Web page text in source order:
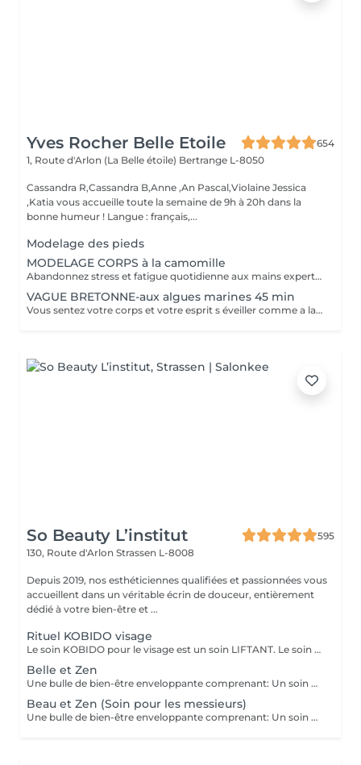
Yves Rocher Belle Etoile
654
1, Route d'Arlon (La Belle étoile) Bertrange L-8050
Cassandra R,Cassandra B,Anne ,An Pascal,Violaine Jessica
,Katia vous accueille toute la semaine de 9h à 20h dans la
bonne humeur ! Langue : français,...
Modelage des pieds
MODELAGE CORPS à la camomille
Abandonnez stress et fatigue quotidienne aux mains expertes de notre estheticienne. Sa gestuelle manuelle libere instantanement chacun de vos points de tension depuis les pieds jusqu à la nuque Le doux parfum fleuri de la camomille enveloppe votre corps et apaise vos sens et votre esprit. lacher prise dans un incroyable moment de detente . Vous etes apaisée et detendue.
VAGUE BRETONNE-aux algues marines 45 min
Vous sentez votre corps et votre esprit s éveiller comme a la suite d un bain dans l OCEAN. Vous vous tonicité et leur confort. sentez légère et revitalisée. Vos jambes retrouvent leur tonicité et leur confort
So Beauty L’institut
595
130, Route d'Arlon Strassen L-8008
Depuis 2019, nos esthéticiennes qualifiées et passionnées vous
accueillent dans un véritable écrin de douceur, entièrement
dédié à votre bien-être et ...
Rituel KOBIDO visage
Le soin KOBIDO pour le visage est un soin LIFTANT. Le soin dure 1h15, et vous permettra de lifter complètement votre visage. Il est idéal de venir démaquillé pour commencer ce rituel. La praticienne commencera par un enchaînement de serviettes chaudes, puis viendra stimuler les cellules avec un instrument le RIDOKI. Suivi d'un massage doux avec des techniques de massage spécifiques au Kobido. Puis elle effectura des points de pressions sur les méridiens, pour terminer avec un passage au ROULEAU DE JADE. Laissez-vous porter par ce rituel anti-âge d'exeption à la fois relaxant et liftant.
Belle et Zen
Une bulle de bien-être enveloppante comprenant: Un soin du visage nettoyant et hydratant d'une durée de 60 minutes. (Démaquillage, gommage, extraction des comédons, massage visage, masque et crème de soin) Une manucure ( Limage, la pousse et coupe des cuticules, gommage et massage avec crème de soin. Base transparente comprise si souhaitée) Un massage relaxant des pieds ou des mains d'une durée de 20 minutes
Beau et Zen (Soin pour les messieurs)
Une bulle de bien-être enveloppante comprenant: Un soin visage éclat d'une durée de 50 minutes adapté à votre type de peau (Nettoyage, gommage, extraction des comédons, massage visage, masque et crème de soin) Un massage relaxant du dos d'une durée de 20 minutes. Une manucure ( Limage, la pousse et coupe des cuticules, gommage et massage avec crème de soin)